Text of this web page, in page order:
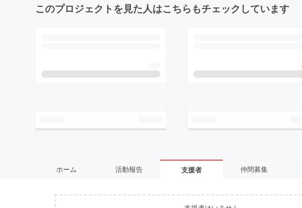
このプロジェクトを見た人はこちらもチェックしています
ホーム 活動報告 支援者 仲間募集